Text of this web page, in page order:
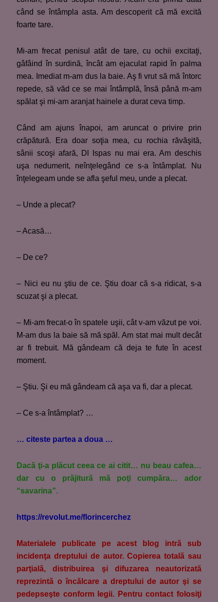
când se întâmpla asta. Am descoperit că mă excită
foarte tare.
Mi-am frecat penisul atât de tare, cu ochii excitaţi,
gâfâind în surdină, încât am ejaculat rapid în palma
mea. Imediat m-am dus la baie. Aş fi vrut să mă întorc
repede, să văd ce se mai întâmplă, însă până m-am
spălat şi mi-am aranjat hainele a durat ceva timp.
Când am ajuns înapoi, am aruncat o privire prin
crăpătură. Era doar soţia mea, cu rochia răvăşită,
sânii scoşi afară, Dl Ispas nu mai era. Am deschis
uşa nedumerit, neînţelegând ce s-a întâmplat. Nu
înţelegeam unde se afla şeful meu, unde a plecat.
– Unde a plecat?
– Acasă…
– De ce?
– Nici eu nu ştiu de ce. Ştiu doar că s-a ridicat, s-a
scuzat şi a plecat.
– Mi-am frecat-o în spatele uşii, cât v-am văzut pe voi.
M-am dus la baie să mă spăl. Am stat mai mult decât
ar fi trebuit. Mă gândeam că deja te fute în acest
moment.
– Ştiu. Şi eu mă gândeam că aşa va fi, dar a plecat.
– Ce s-a întâmplat? …
… citeste partea a doua …
Dacă ţi-a plăcut ceea ce ai citit… nu beau cafea…
dar cu o prăjitură mă poţi cumpăra… ador
“savarina”.
https://revolut.me/florincerchez
Materialele publicate pe acest blog intră sub
incidenţa dreptului de autor. Copierea totală sau
parţială, distribuirea şi difuzarea neautorizată
reprezintă o încălcare a dreptului de autor şi se
pedepseşte conform legii. Pentru contact folosiţi